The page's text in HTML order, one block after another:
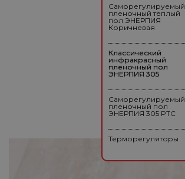
Саморегулируемый
пленочный теплый
пол ЭНЕРПИЯ
Коричневая
Классический
инфракрасный
пленочный пол
ЭНЕРПИЯ 305
Саморегулируемый
пленочный пол
ЭНЕРПИЯ 305 PTC
Терморегуляторы